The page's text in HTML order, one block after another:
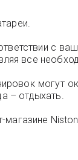
с
все
могут
– отдыхать.
магазине